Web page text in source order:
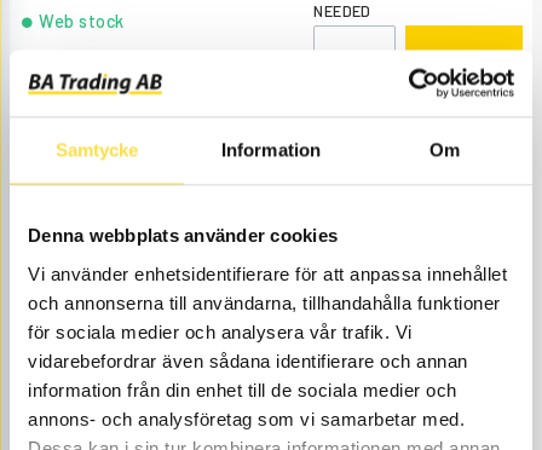
Samtycke Information Om
Denna webbplats använder cookies
Vi använder enhetsidentifierare för att anpassa innehållet
och annonserna till användarna, tillhandahålla funktioner
för sociala medier och analysera vår trafik. Vi
vidarebefordrar även sådana identifierare och annan
information från din enhet till de sociala medier och
annons- och analysföretag som vi samarbetar med.
Price, VAT excl.
Web stock NEEDED
LOCK NUT M16
Item no.963110
Åtgår16
NEEDED